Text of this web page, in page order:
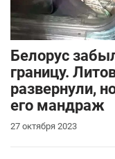
Белорус
границу.
развернули,
его мандраж
27 октября 2023